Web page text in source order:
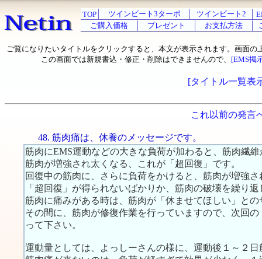
TOP ツインビート3ターボ ツインビート2
ご購入価格
プレゼント お支払方法
ご覧になりたいタイトルをクリックすると、本文が表示されます。画面の
この画面では新規書込・修正・削除はできませんので、 [EMS掲
[タイトル一覧表
これ以前の発言
48. 筋肉痛は、休養のメッセージです。
筋肉にEMS運動などの大きな負荷が加わると、筋肉繊
筋肉が増強され太くなる、これが「超回復」です。
回復中の筋肉に、さらに負荷をかけると、筋肉が増強
「超回復」が得られないばかりか、筋肉の破壊を繰り
筋肉に痛みがある時は、筋肉が「休ませてほしい」と
その間に、筋肉が修復作業を行っていますので、次回
って下さい。
運動量としては、よっしーさんの様に、運動後１～２